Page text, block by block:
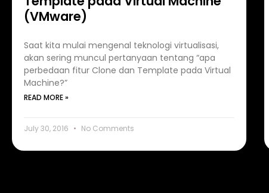
(VMware)
Saat kita mulai mengenal teknologi virtualisasi,
akan sering muncul pertanyaan tentang “apa
perbedaan fitur Clone dan Template pada Virtual
Machine?”
READ MORE »
July 30, 2016 No Comments